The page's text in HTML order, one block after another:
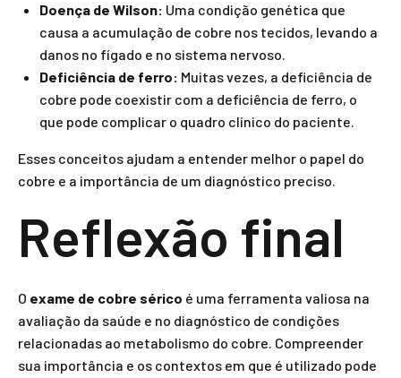
Doença de Wilson: Uma condição genética que
causa a acumulação de cobre nos tecidos, levando a
danos no fígado e no sistema nervoso.
Deficiência de ferro: Muitas vezes, a deficiência de
cobre pode coexistir com a deficiência de ferro, o
que pode complicar o quadro clínico do paciente.
Esses conceitos ajudam a entender melhor o papel do
cobre e a importância de um diagnóstico preciso.
Reflexão final
O exame de cobre sérico é uma ferramenta valiosa na
avaliação da saúde e no diagnóstico de condições
relacionadas ao metabolismo do cobre. Compreender
sua importância e os contextos em que é utilizado pode